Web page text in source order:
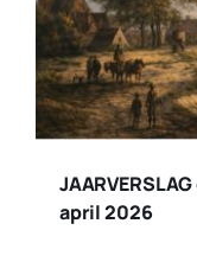
april 2026